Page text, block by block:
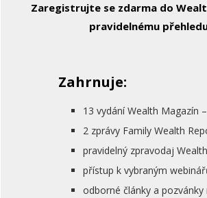
Zaregistrujte se zdarma do
pravidelnému
Zahrnuje:
13 vydání Wealth Magazín
2 zprávy Family Wealth
pravidelný zpravodaj
přístup k vybraným
odborné články a pozvánky